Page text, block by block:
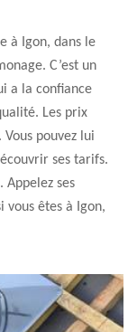
à Igon, dans le
C’est un
a la confiance
Les prix
pouvez lui
ses tarifs.
Appelez ses
vous êtes à Igon,